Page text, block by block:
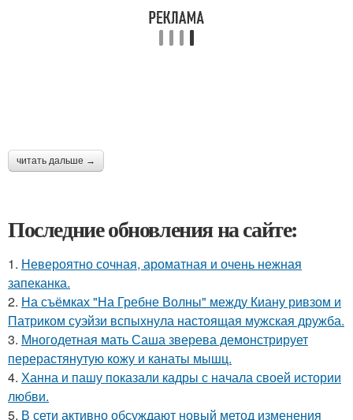
читать дальше →
Последние обновления на сайте:
1. Невероятно сочная, ароматная и очень нежная
запеканка.
2. На съёмках "На Гребне Волны" между Киану ривзом и
Патриком суэйзи вспыхнула настоящая мужская дружба.
3. Многодетная мать Саша зверева демонстрирует
перерастянутую кожу и канаты мышц.
4. Ханна и пашу показали кадры с начала своей истории
любви.
5. В сети активно обсуждают новый метод изменения